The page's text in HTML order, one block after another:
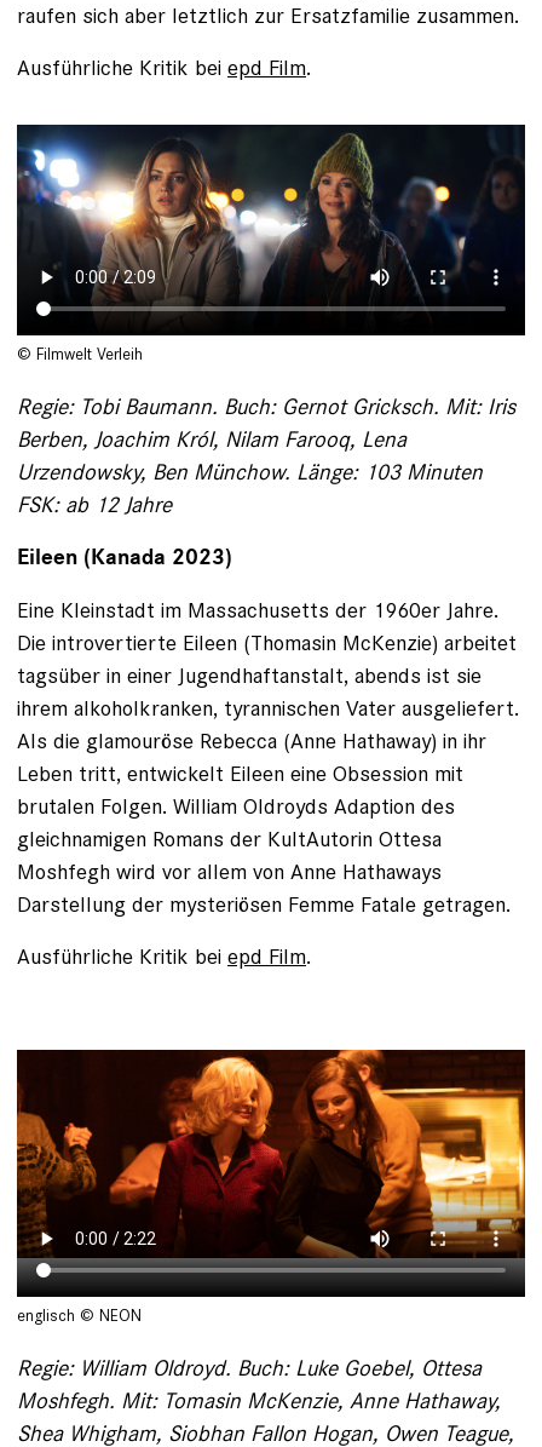
raufen sich aber letztlich zur Ersatzfamilie zusammen.
Ausführliche Kritik bei epd Film.
© Filmwelt Verleih
Regie: Tobi Baumann. Buch: Gernot Gricksch. Mit: Iris
Berben, Joachim Król, Nilam Farooq, Lena
Urzendowsky, Ben Münchow. Länge: 103 Minuten
FSK: ab 12 Jahre
Eileen (Kanada 2023)
Eine Kleinstadt im Massachusetts der 1960er Jahre.
Die introvertierte Eileen (Thomasin McKenzie) arbeitet
tagsüber in einer Jugendhaftanstalt, abends ist sie
ihrem alkoholkranken, tyrannischen Vater ausgeliefert.
Als die glamouröse Rebecca (Anne Hathaway) in ihr
Leben tritt, entwickelt Eileen eine Obsession mit
brutalen Folgen. William Oldroyds Adaption des
gleichnamigen Romans der Kult­Autorin Ottesa
Moshfegh wird vor allem von Anne Hathaways
Darstellung der mysteriösen Femme Fatale getragen.
Ausführliche Kritik bei epd Film.
englisch © NEON
Regie: William Oldroyd. Buch: Luke Goebel, Ottesa
Moshfegh. Mit: Tomasin McKenzie, Anne Hathaway,
Shea Whigham, Siobhan Fallon Hogan, Owen Teague,